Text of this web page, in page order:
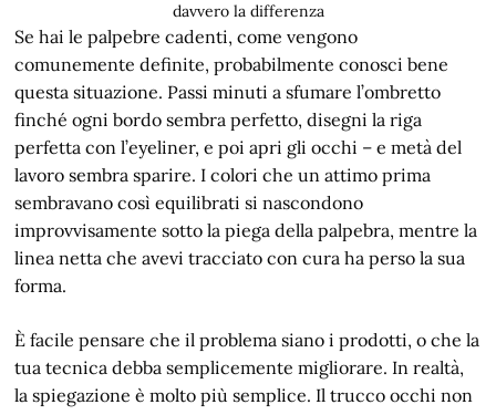
davvero la differenza
Se hai le palpebre cadenti, come vengono
comunemente definite, probabilmente conosci bene
questa situazione. Passi minuti a sfumare l’ombretto
finché ogni bordo sembra perfetto, disegni la riga
perfetta con l’eyeliner, e poi apri gli occhi – e metà del
lavoro sembra sparire. I colori che un attimo prima
sembravano così equilibrati si nascondono
improvvisamente sotto la piega della palpebra, mentre la
linea netta che avevi tracciato con cura ha perso la sua
forma.
È facile pensare che il problema siano i prodotti, o che la
tua tecnica debba semplicemente migliorare. In realtà,
la spiegazione è molto più semplice. Il trucco occhi non